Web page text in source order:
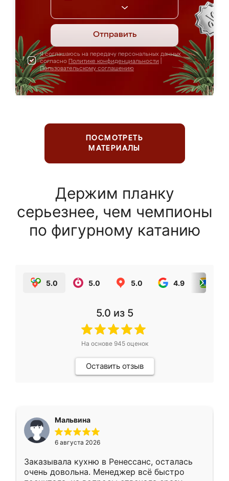
Отправить
Я соглашаюсь на передачу персональных данных
согласно Политике конфиденциальности
Пользовательскому соглашению
ПОСМОТРЕТЬ
МАТЕРИАЛЫ
Держим планку
серьезнее, чем чемпионы
по фигурному катанию
5.0 5.0 5.0 4.9
5.0 из 5
На основе 945оценок
Оставить отзыв
Мальвина
6 августа 2026
Заказывала кухню в Ренессанс, осталась
очень довольна. Менеджер всё быстро